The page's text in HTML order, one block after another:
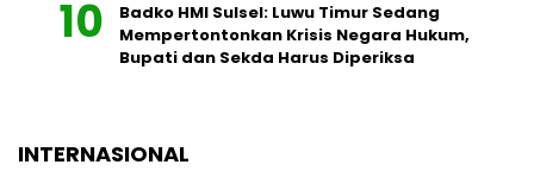
Badko HMI Sulsel: Luwu Timur Sedang
Mempertontonkan Krisis Negara Hukum,
Bupati dan Sekda Harus Diperiksa
INTERNASIONAL